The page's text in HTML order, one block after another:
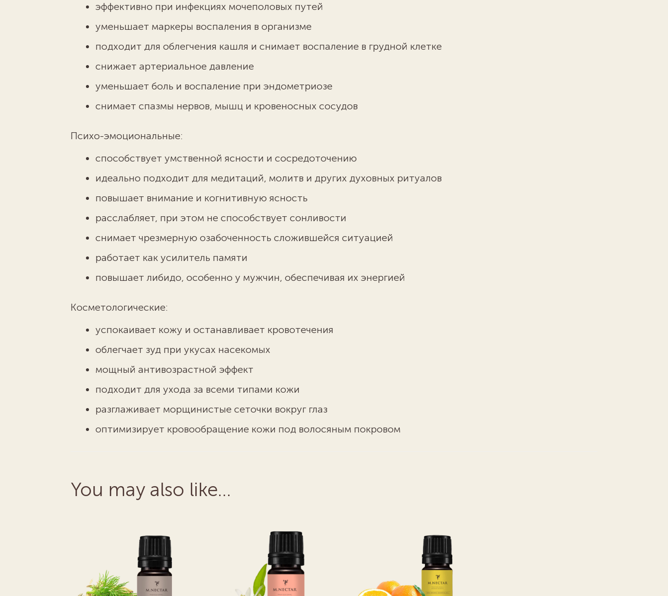
эффективно при инфекциях мочеполовых путей
уменьшает маркеры воспаления в организме
подходит для облегчения кашля и снимает воспаление в грудной клетке
снижает артериальное давление
уменьшает боль и воспаление при эндометриозе
снимает спазмы нервов, мышц и кровеносных сосудов
Психо-эмоциональные:
способствует умственной ясности и сосредоточению
идеально подходит для медитаций, молитв и других духовных ритуалов
повышает внимание и когнитивную ясность
расслабляет, при этом не способствует сонливости
снимает чрезмерную озабоченность сложившейся ситуацией
работает как усилитель памяти
повышает либидо, особенно у мужчин, обеспечивая их энергией
Косметологические:
успокаивает кожу и останавливает кровотечения
облегчает зуд при укусах насекомых
мощный антивозрастной эффект
подходит для ухода за всеми типами кожи
разглаживает морщинистые сеточки вокруг глаз
оптимизирует кровообращение кожи под волосяным покровом
You may also like…